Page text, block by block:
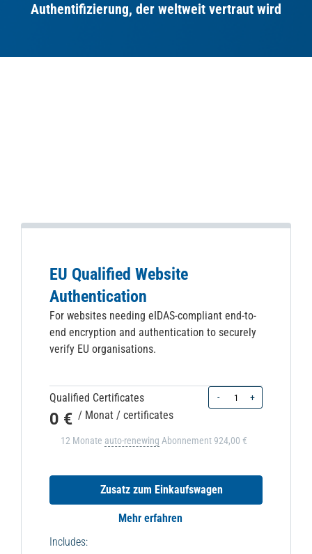
Authentifizierung, der weltweit vertraut wird
EU Qualified Website
Authentication
For websites needing eIDAS-compliant end-to-
end encryption and authentication to securely
verify EU organisations.
Qualified Certificates - +
0 € / Monat / certificates
12 Monate auto-renewing Abonnement 924,00 €
Zusatz zum Einkaufswagen
Mehr erfahren
Includes: